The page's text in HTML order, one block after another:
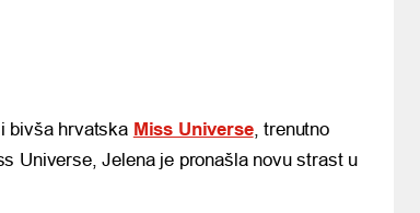
bivša hrvatska Miss Universe, trenutno
Universe, Jelena je pronašla novu strast u